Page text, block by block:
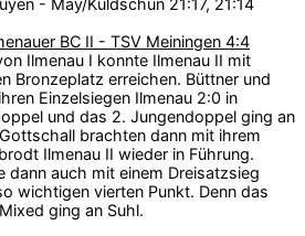
BC II - TSV Meiningen 4:4
Ilmenau I konnte Ilmenau II mit
Bronzeplatz erreichen. Büttner und
Einzelsiegen Ilmenau 2:0 in
und das 2. Jungendoppel ging an
brachten dann mit ihrem
Ilmenau II wieder in Führung.
auch mit einem Dreisatzsieg
wichtigen vierten Punkt. Denn das
ging an Suhl.